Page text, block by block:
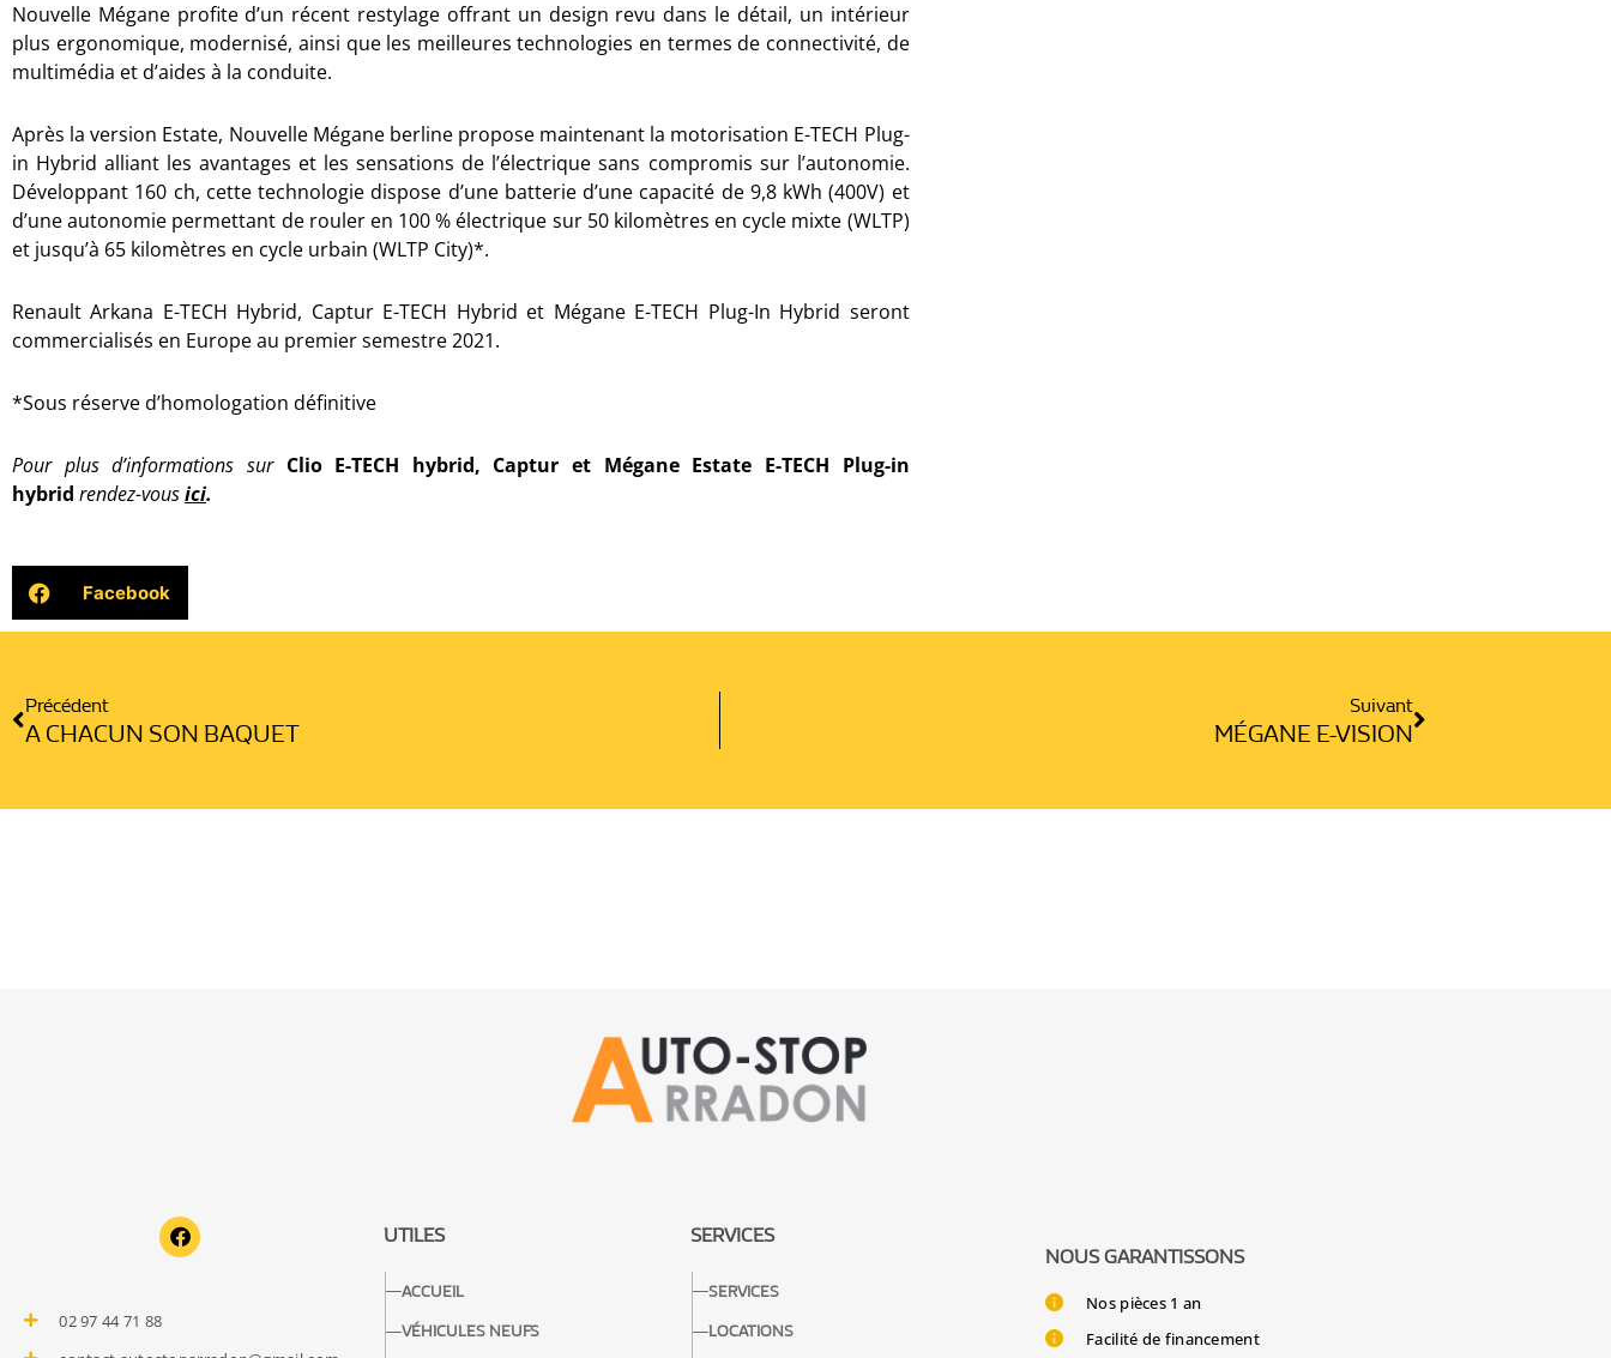
Nouvelle Mégane profite d’un récent restylage offrant un design revu dans le détail, un intérieur
plus ergonomique, modernisé, ainsi que les meilleures technologies en termes de connectivité, de
multimédia et d’aides à la conduite.
Après la version Estate, Nouvelle Mégane berline propose maintenant la motorisation E-TECH Plug-
in Hybrid alliant les avantages et les sensations de l’électrique sans compromis sur l’autonomie.
Développant 160 ch, cette technologie dispose d’une batterie d’une capacité de 9,8 kWh (400V) et
d’une autonomie permettant de rouler en 100 % électrique sur 50 kilomètres en cycle mixte (WLTP)
et jusqu’à 65 kilomètres en cycle urbain (WLTP City)*.
Renault Arkana E-TECH Hybrid, Captur E-TECH Hybrid et Mégane E-TECH Plug-In Hybrid seront
commercialisés en Europe au premier semestre 2021.
*Sous réserve d’homologation définitive
Pour plus d’informations sur Clio E-TECH hybrid, Captur et Mégane Estate E-TECH Plug-in
hybrid rendez-vousici.
Facebook
Précédent
A CHACUN SON BAQUET
Suivant
MÉGANE E-VISION
F
a
c
02 97 44 71 88
UTILES SERVICES
ACCUEIL
VÉHICULES NEUFS
SERVICES
LOCATIONS
NOUS GARANTISSONS
Nos pièces 1 an
Facilité de financement